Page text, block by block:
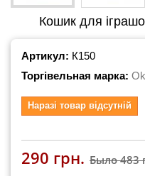
Кошик для
Артикул: К150
Торгівельная марка:
Наразі товар відсутній
290 грн. Было483